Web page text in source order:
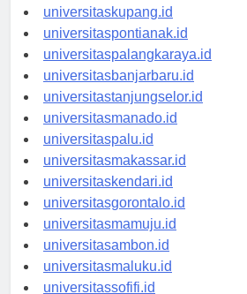
universitasdenpasar.id
universitaskupang.id
universitaspontianak.id
universitaspalangkaraya.id
universitasbanjarbaru.id
universitastanjungselor.id
universitasmanado.id
universitaspalu.id
universitasmakassar.id
universitaskendari.id
universitasgorontalo.id
universitasmamuju.id
universitasambon.id
universitasmaluku.id